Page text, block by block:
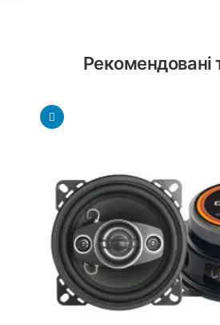
Рекомендовані